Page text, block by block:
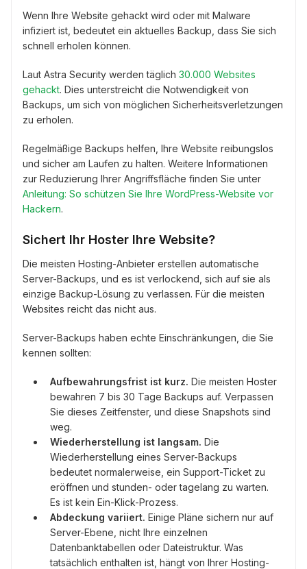
Wenn Ihre Website gehackt wird oder mit Malware
infiziert ist, bedeutet ein aktuelles Backup, dass Sie sich
schnell erholen können.
Laut Astra Security werden täglich 30.000 Websites
gehackt. Dies unterstreicht die Notwendigkeit von
Backups, um sich von möglichen Sicherheitsverletzungen
zu erholen.
Regelmäßige Backups helfen, Ihre Website reibungslos
und sicher am Laufen zu halten. Weitere Informationen
zur Reduzierung Ihrer Angriffsfläche finden Sie unter
Anleitung: So schützen Sie Ihre WordPress-Website vor
Hackern.
Sichert Ihr Hoster Ihre Website?
Die meisten Hosting-Anbieter erstellen automatische
Server-Backups, und es ist verlockend, sich auf sie als
einzige Backup-Lösung zu verlassen. Für die meisten
Websites reicht das nicht aus.
Server-Backups haben echte Einschränkungen, die Sie
kennen sollten:
Aufbewahrungsfrist ist kurz. Die meisten Hoster
bewahren 7 bis 30 Tage Backups auf. Verpassen
Sie dieses Zeitfenster, und diese Snapshots sind
weg.
Wiederherstellung ist langsam. Die
Wiederherstellung eines Server-Backups
bedeutet normalerweise, ein Support-Ticket zu
eröffnen und stunden- oder tagelang zu warten.
Es ist kein Ein-Klick-Prozess.
Abdeckung variiert. Einige Pläne sichern nur auf
Server-Ebene, nicht Ihre einzelnen
Datenbanktabellen oder Dateistruktur. Was
tatsächlich enthalten ist, hängt von Ihrer Hosting-